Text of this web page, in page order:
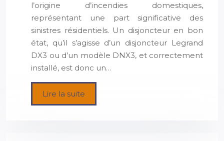
l’origine d’incendies domestiques,
représentant une part significative des
sinistres résidentiels. Un disjoncteur en bon
état, qu’il s’agisse d’un disjoncteur Legrand
DX3 ou d’un modèle DNX3, et correctement
installé, est donc un…
Lire la suite